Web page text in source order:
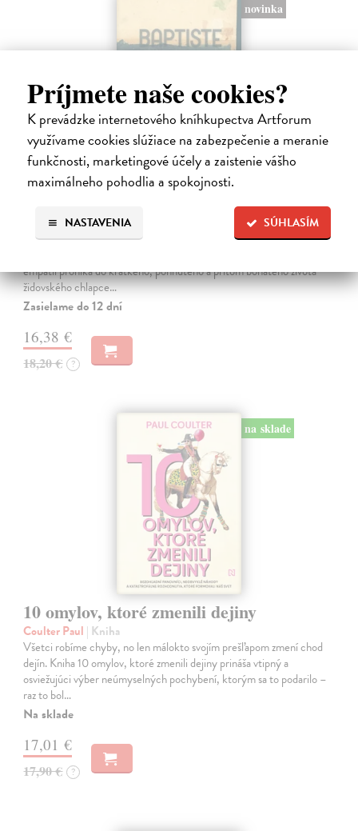
Príjmete naše cookies?
K prevádzke internetového kníhkupectva Artforum
využívame cookies slúžiace na zabezpečenie a meranie
funkčnosti, marketingové účely a zaistenie vášho
maximálneho pohodlia a spokojnosti.
SÚHLASÍM
NASTAVENIA
novinka
Cogitore Baptiste| Kniha
Neuvěřitelný příběh mladičkého „básníka z Terezína“ Hanuše
empatií proniká do krátkého, pohnutého a přitom bohatého života
židovského chlapce…
Zasielame do 12 dní
16,38 €
18,20 € ?
na sklade
10 omylov, ktoré zmenili dejiny
Coulter Paul | Kniha
Všetci robíme chyby, no len málokto svojím prešľapom zmení chod
dejín. Kniha 10 omylov, ktoré zmenili dejiny prináša vtipný a
osviežujúci výber neúmyselných pochybení, ktorým sa to podarilo –
raz to bol…
Na sklade
17,01 €
17,90 € ?